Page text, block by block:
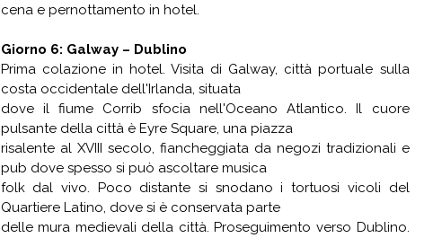
cena e pernottamento in hotel.
Giorno 6: Galway – Dublino
Prima colazione in hotel. Visita di Galway, città portuale sulla
costa occidentale dell'Irlanda, situata
dove il fiume Corrib sfocia nell'Oceano Atlantico. Il cuore
pulsante della città è Eyre Square, una piazza
risalente al XVIII secolo, fiancheggiata da negozi tradizionali e
pub dove spesso si può ascoltare musica
folk dal vivo. Poco distante si snodano i tortuosi vicoli del
Quartiere Latino, dove si è conservata parte
delle mura medievali della città. Proseguimento verso Dublino.